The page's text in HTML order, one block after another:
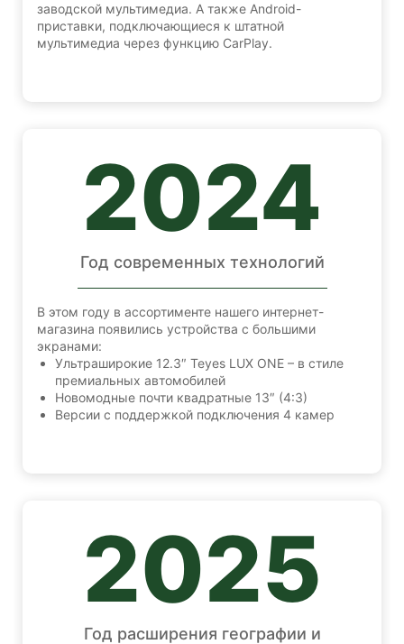
заводской мультимедиа. А также Android-
приставки, подключающиеся к штатной
мультимедиа через функцию CarPlay.
2024
Год современных технологий
В этом году в ассортименте нашего интернет-
магазина появились устройства с большими
экранами:
Ультраширокие 12.3″ Teyes LUX ONE – в стиле
премиальных автомобилей
Новомодные почти квадратные 13″ (4:3)
Версии с поддержкой подключения 4 камер
2025
Год расширения географии и